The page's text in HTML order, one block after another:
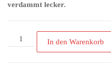
verdammt lecker.
In den Warenkorb